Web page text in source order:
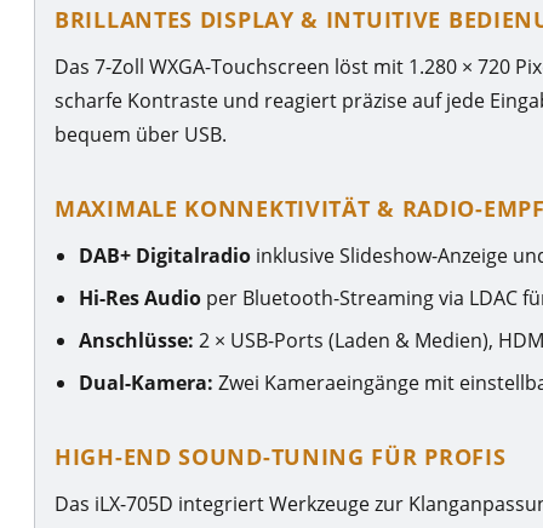
BRILLANTES DISPLAY & INTUITIVE
Das 7-Zoll WXGA-Touchscreen löst mit 1.280 × 720
scharfe Kontraste und reagiert präzise auf jede
bequem über USB.
MAXIMALE KONNEKTIVITÄT & RADIO-
DAB+ Digitalradio inklusive Slideshow-Anzeige
Hi-Res Audio per Bluetooth-Streaming via LDAC
Anschlüsse: 2 × USB-Ports (Laden & Medien),
Dual-Kamera: Zwei Kameraeingänge mit
HIGH-END SOUND-TUNING FÜR PROFIS
Das iLX-705D integriert Werkzeuge zur